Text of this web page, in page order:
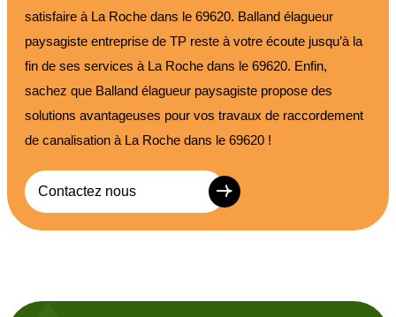
satisfaire à La Roche dans le 69620. Balland élagueur
paysagiste entreprise de TP reste à votre écoute jusqu’à la
fin de ses services à La Roche dans le 69620. Enfin,
sachez que Balland élagueur paysagiste propose des
solutions avantageuses pour vos travaux de raccordement
de canalisation à La Roche dans le 69620 !
Contactez nous